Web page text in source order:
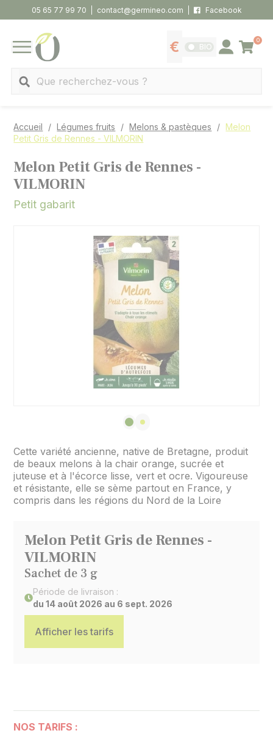
05 65 77 99 70 contact@germineo.com Facebook
MENU
Afficher les tarifs
BIO Se connecter
0
Panier
Accueil Légumes fruits Melons & pastèques
Melon
Petit Gris de Rennes - VILMORIN
Melon Petit Gris de Rennes -
VILMORIN
Petit gabarit
Cette variété ancienne, native de Bretagne, produit
de beaux melons à la chair orange, sucrée et
juteuse et à l'écorce lisse, vert et ocre. Vigoureuse
et résistante, elle se sème partout en France, y
compris dans les régions du Nord de la Loire
Melon Petit Gris de Rennes -
VILMORIN
Sachet de 3 g
Période de livraison :
du 14 août 2026 au 6 sept. 2026
Afficher les tarifs
NOS TARIFS :
Panneau de gestion des cookies